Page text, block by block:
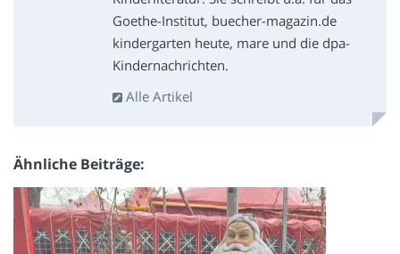
Goethe-Institut, buecher-magazin.de
kindergarten heute, mare und die dpa-
Kindernachrichten.
Alle Artikel
Ähnliche Beiträge